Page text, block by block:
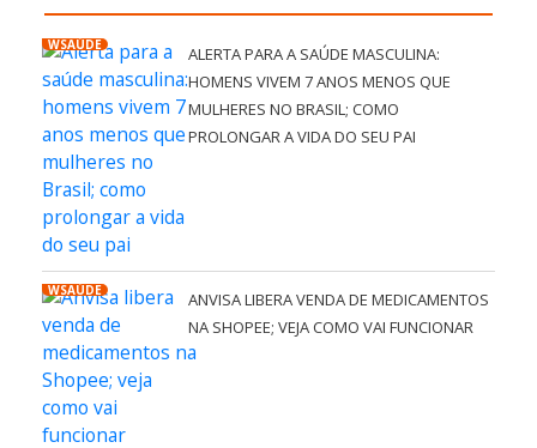
WSAÚDE
ALERTA PARA A SAÚDE MASCULINA:
HOMENS VIVEM 7 ANOS MENOS QUE
MULHERES NO BRASIL; COMO
PROLONGAR A VIDA DO SEU PAI
WSAÚDE
ANVISA LIBERA VENDA DE MEDICAMENTOS
NA SHOPEE; VEJA COMO VAI FUNCIONAR